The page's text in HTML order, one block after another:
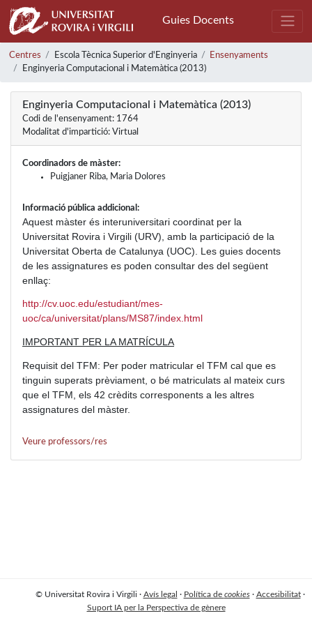
Guies Docents
Centres Escola Tècnica Superior d'Enginyeria
Ensenyaments
Enginyeria Computacional i Matemàtica (2013)
Enginyeria Computacional i Matemàtica (2013)
Codi de l'ensenyament: 1764
Modalitat d'impartició: Virtual
Coordinadors de màster:
Puigjaner Riba, Maria Dolores
Informació pública addicional:
Aquest màster és interuniversitari coordinat per la
Universitat Rovira i Virgili (URV), amb la participació de la
Universitat Oberta de Catalunya (UOC). Les guies docents
de les assignatures es poden consultar des del següent
enllaç:
http://cv.uoc.edu/estudiant/mes-
uoc/ca/universitat/plans/MS87/index.html
IMPORTANT PER LA MATRÍCULA
Requisit del TFM: Per poder matricular el TFM cal que es
tinguin superats prèviament, o bé matriculats al mateix curs
que el TFM, els 42 crèdits corresponents a les altres
assignatures del màster.
Veure professors/res
© Universitat Rovira i Virgili · Avís legal · Política de cookies· Accesibilitat·
Suport IA per la Perspectiva de gènere